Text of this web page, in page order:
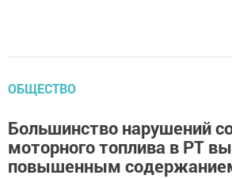
ОБЩЕСТВО
Большинство нарушений
моторного топлива в РТ
повышенным